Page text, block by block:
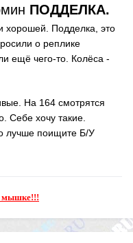
ПОДДЕЛКА.
хорошей. Подделка, это
о реплике
ещё чего-то. Колёса -
На 164 смотрятся
Себе хочу такие.
лучше поищите Б/У
мышке!!!